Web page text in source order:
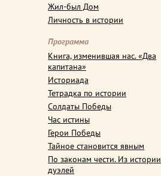
Жил-был Дом
Личность в истории
Программа
Книга, изменившая нас. «Два
капитана»
Историада
Тетрадка по истории
Солдаты Победы
Час истины
Герои Победы
Тайное становится явным
По законам чести. Из истории
дуэлей